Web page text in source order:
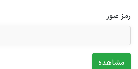
رمز عبور
مشاهده